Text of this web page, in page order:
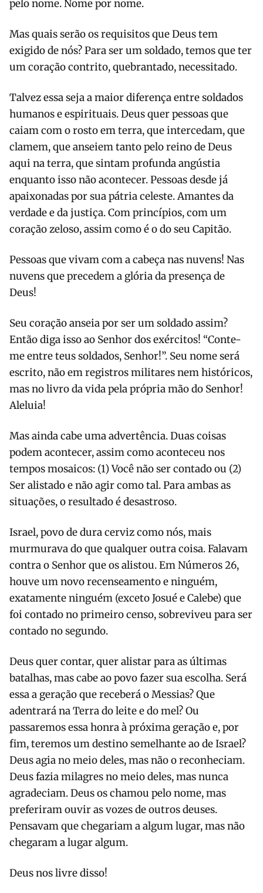
pelo nome. Nome por nome.
Mas quais serão os requisitos que Deus tem
exigido de nós? Para ser um soldado, temos que ter
um coração contrito, quebrantado, necessitado.
Talvez essa seja a maior diferença entre soldados
humanos e espirituais. Deus quer pessoas que
caiam com o rosto em terra, que intercedam, que
clamem, que anseiem tanto pelo reino de Deus
aqui na terra, que sintam profunda angústia
enquanto isso não acontecer. Pessoas desde já
apaixonadas por sua pátria celeste. Amantes da
verdade e da justiça. Com princípios, com um
coração zeloso, assim como é o do seu Capitão.
Pessoas que vivam com a cabeça nas nuvens! Nas
nuvens que precedem a glória da presença de
Deus!
Seu coração anseia por ser um soldado assim?
Então diga isso ao Senhor dos exércitos! “Conte-
me entre teus soldados, Senhor!”. Seu nome será
escrito, não em registros militares nem históricos,
mas no livro da vida pela própria mão do Senhor!
Aleluia!
Mas ainda cabe uma advertência. Duas coisas
podem acontecer, assim como aconteceu nos
tempos mosaicos: (1) Você não ser contado ou (2)
Ser alistado e não agir como tal. Para ambas as
situações, o resultado é desastroso.
Israel, povo de dura cerviz como nós, mais
murmurava do que qualquer outra coisa. Falavam
contra o Senhor que os alistou. Em Números 26,
houve um novo recenseamento e ninguém,
exatamente ninguém (exceto Josué e Calebe) que
foi contado no primeiro censo, sobreviveu para ser
contado no segundo.
Deus quer contar, quer alistar para as últimas
batalhas, mas cabe ao povo fazer sua escolha. Será
essa a geração que receberá o Messias? Que
adentrará na Terra do leite e do mel? Ou
passaremos essa honra à próxima geração e, por
fim, teremos um destino semelhante ao de Israel?
Deus agia no meio deles, mas não o reconheciam.
Deus fazia milagres no meio deles, mas nunca
agradeciam. Deus os chamou pelo nome, mas
preferiram ouvir as vozes de outros deuses.
Pensavam que chegariam a algum lugar, mas não
chegaram a lugar algum.
Deus nos livre disso!